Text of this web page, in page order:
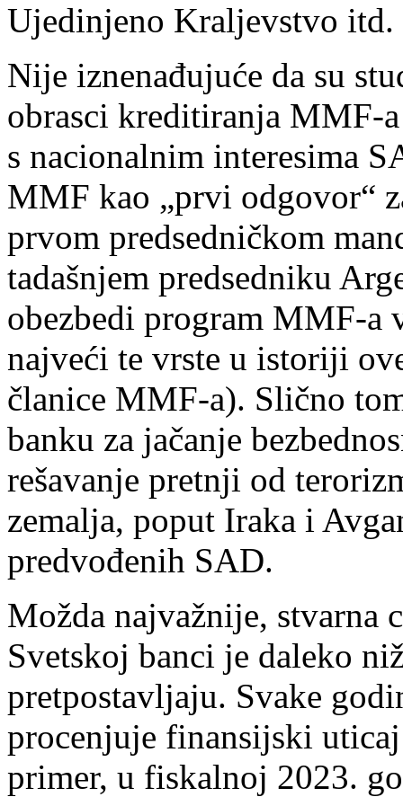
Ujedinjeno Kraljevstvo itd.
Nije iznenađujuće da su
obrasci kreditiranja MMF-
s nacionalnim interesima
MMF kao „prvi odgovor“
prvom predsedničkom
tadašnjem predsedniku
obezbedi program MMF-a
najveći te vrste u istoriji
članice MMF-a). Slično
banku za jačanje
rešavanje pretnji od
zemalja, poput Iraka i
predvođenih SAD.
Možda najvažnije, stvarna
Svetskoj banci je daleko
pretpostavljaju. Svake
procenjuje finansijski
primer, u fiskalnoj 2023.